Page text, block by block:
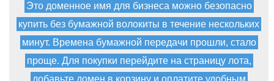
Это доменное имя для бизнеса можно безопасно
купить без бумажной волокиты в течение нескольких
минут. Времена бумажной передачи прошли, стало
проще. Для покупки перейдите на страницу лота,
добавьте домен в корзину и оплатите удобным